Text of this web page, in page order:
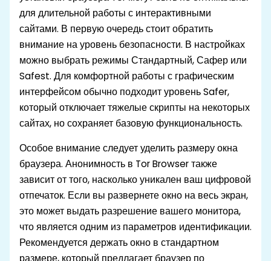
для длительной работы с интерактивными
сайтами. В первую очередь стоит обратить
внимание на уровень безопасности. В настройках
можно выбрать режимы Стандартный, Сафер или
Safest. Для комфортной работы с графическим
интерфейсом обычно подходит уровень Safer,
который отключает тяжелые скрипты на некоторых
сайтах, но сохраняет базовую функциональность.
Особое внимание следует уделить размеру окна
браузера. Анонимность в Tor Browser также
зависит от того, насколько уникален ваш цифровой
отпечаток. Если вы развернете окно на весь экран,
это может выдать разрешение вашего монитора,
что является одним из параметров идентификации.
Рекомендуется держать окно в стандартном